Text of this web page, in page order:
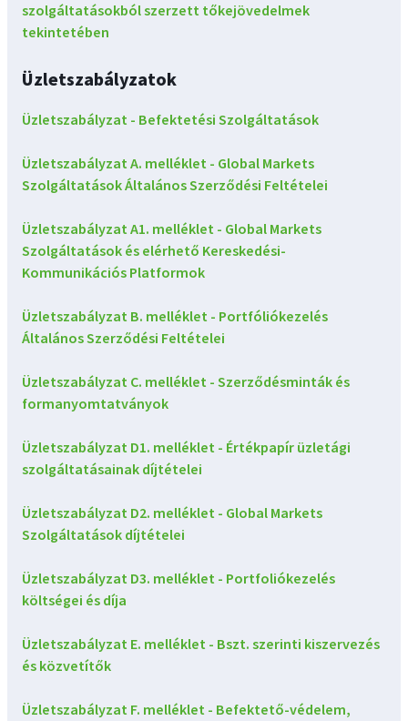
szolgáltatásokból szerzett tőkejövedelmek
tekintetében
Üzletszabályzatok
Üzletszabályzat - Befektetési Szolgáltatások
Üzletszabályzat A. melléklet - Global Markets
Szolgáltatások Általános Szerződési Feltételei
Üzletszabályzat A1. melléklet - Global Markets
Szolgáltatások és elérhető Kereskedési-
Kommunikációs Platformok
Üzletszabályzat B. melléklet - Portfóliókezelés
Általános Szerződési Feltételei
Üzletszabályzat C. melléklet - Szerződésminták és
formanyomtatványok
Üzletszabályzat D1. melléklet - Értékpapír üzletági
szolgáltatásainak díjtételei
Üzletszabályzat D2. melléklet - Global Markets
Szolgáltatások díjtételei
Üzletszabályzat D3. melléklet - Portfoliókezelés
költségei és díja
Üzletszabályzat E. melléklet - Bszt. szerinti kiszervezés
és közvetítők
Üzletszabályzat F. melléklet - Befektető-védelem,